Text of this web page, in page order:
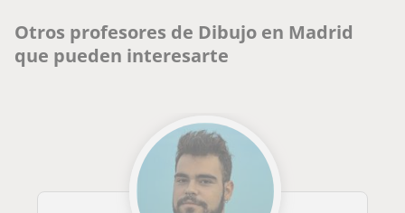
Otros profesores de Dibujo en Madrid
que pueden interesarte